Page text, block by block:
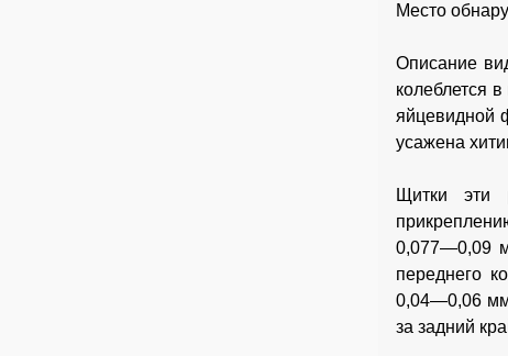
Место
Описание
колеблется
яйцевидной
усажена
Щитки эти
0,077—0,09
переднего
0,04—0,06
за задний